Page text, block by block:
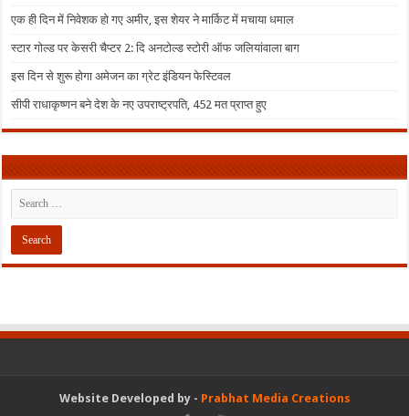
एक ही दिन में निवेशक हो गए अमीर, इस शेयर ने मार्किट में मचाया धमाल
स्टार गोल्ड पर केसरी चैप्टर 2: दि अनटोल्ड स्टोरी ऑफ जलियांवाला बाग
इस दिन से शुरू होगा अमेजन का ग्रेट इंडियन फेस्टिवल
सीपी राधाकृष्णन बने देश के नए उपराष्ट्रपति, 452 मत प्राप्त हुए
Website Developed by - Prabhat Media Creations